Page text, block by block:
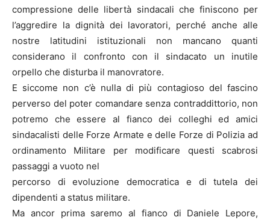
compressione delle libertà sindacali che finiscono per
l’aggredire la dignità dei lavoratori, perché anche alle
nostre latitudini istituzionali non mancano quanti
considerano il confronto con il sindacato un inutile
orpello che disturba il manovratore.
E siccome non c’è nulla di più contagioso del fascino
perverso del poter comandare senza contraddittorio, non
potremo che essere al fianco dei colleghi ed amici
sindacalisti delle Forze Armate e delle Forze di Polizia ad
ordinamento Militare per modificare questi scabrosi
passaggi a vuoto nel
percorso di evoluzione democratica e di tutela dei
dipendenti a status militare.
Ma ancor prima saremo al fianco di Daniele Lepore,